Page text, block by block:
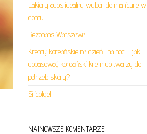
Lakiery ados idealny wybór do manicure w
domu
Rezonans Warszawa
Kremy koreańskie na dzień i na noc – jak
dopasować koreański krem do twarzy do
potrzeb skóry?
Silicolgel
NAJNOWSZE KOMENTARZE